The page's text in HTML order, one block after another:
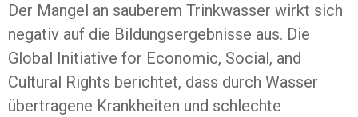
Der Mangel an sauberem Trinkwasser wirkt sich
negativ auf die Bildungsergebnisse aus. Die
Global Initiative for Economic, Social, and
Cultural Rights berichtet, dass durch Wasser
übertragene Krankheiten und schlechte